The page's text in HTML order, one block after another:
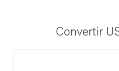
Convertir